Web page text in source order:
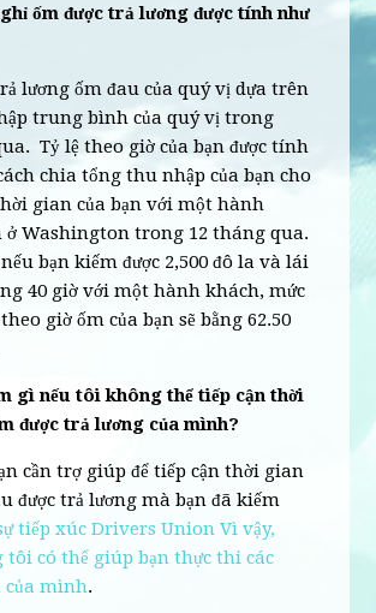
ốm được trả lương được tính như
lương ốm đau của quý vị dựa trên
trung bình của quý vị trong
Tỷ lệ theo giờ của bạn được tính
chia tổng thu nhập của bạn cho
gian của bạn với một hành
ở Washington trong 12 tháng qua.
bạn kiếm được 2,500 đô la và lái
40 giờ với một hành khách, mức
giờ ốm của bạn sẽ bằng 62.50
gì nếu tôi không thể tiếp cận thời
được trả lương của mình?
cần trợ giúp để tiếp cận thời gian
được trả lương mà bạn đã kiếm
tiếp xúc Drivers Union Vì vậy,
tôi có thể giúp bạn thực thi các
của mình.